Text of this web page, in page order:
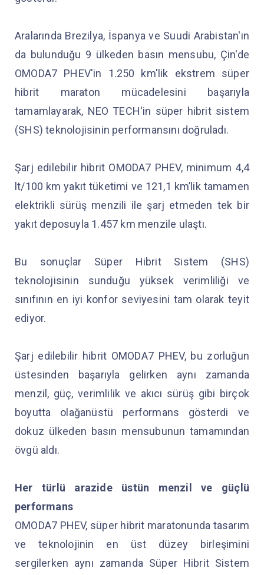
Aralarında Brezilya, İspanya ve Suudi Arabistan'ın
da bulunduğu 9 ülkeden basın mensubu, Çin'de
OMODA7 PHEV'in 1.250 km'lik ekstrem süper
hibrit maraton mücadelesini başarıyla
tamamlayarak, NEO TECH'in süper hibrit sistem
(SHS) teknolojisinin performansını doğruladı.
Şarj edilebilir hibrit OMODA7 PHEV, minimum 4,4
lt/100 km yakıt tüketimi ve 121,1 km’lik tamamen
elektrikli sürüş menzili ile şarj etmeden tek bir
yakıt deposuyla 1.457 km menzile ulaştı.
Bu sonuçlar Süper Hibrit Sistem (SHS)
teknolojisinin sunduğu yüksek verimliliği ve
sınıfının en iyi konfor seviyesini tam olarak teyit
ediyor.
Şarj edilebilir hibrit OMODA7 PHEV, bu zorluğun
üstesinden başarıyla gelirken aynı zamanda
menzil, güç, verimlilik ve akıcı sürüş gibi birçok
boyutta olağanüstü performans gösterdi ve
dokuz ülkeden basın mensubunun tamamından
övgü aldı.
Her türlü arazide üstün menzil ve güçlü
performans
OMODA7 PHEV, süper hibrit maratonunda tasarım
ve teknolojinin en üst düzey birleşimini
sergilerken aynı zamanda Süper Hibrit Sistem